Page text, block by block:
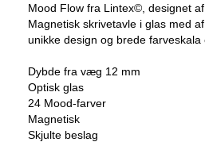
Mood Flow fra Lintex©, designet
Magnetisk skrivetavle i glas med
unikke design og brede farveskala
Dybde fra væg 12 mm
Optisk glas
24 Mood-farver
Magnetisk
Skjulte beslag